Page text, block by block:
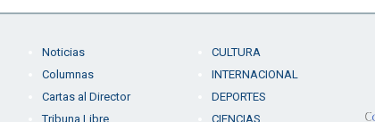
Noticias
Columnas
Cartas al Director
Tribuna Libre
CULTURA
INTERNACIONAL
DEPORTES
CIENCIAS